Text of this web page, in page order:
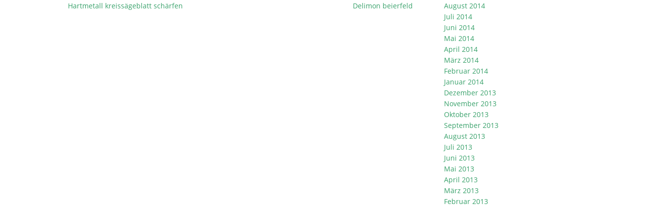
BEITRAGSNAVIGATION
Hartmetall kreissägeblatt schärfen Delimon beierfeld
August 2014
Juli 2014
Juni 2014
Mai 2014
April 2014
März 2014
Februar 2014
Januar 2014
Dezember 2013
November 2013
Oktober 2013
September 2013
August 2013
Juli 2013
Juni 2013
Mai 2013
April 2013
März 2013
Februar 2013